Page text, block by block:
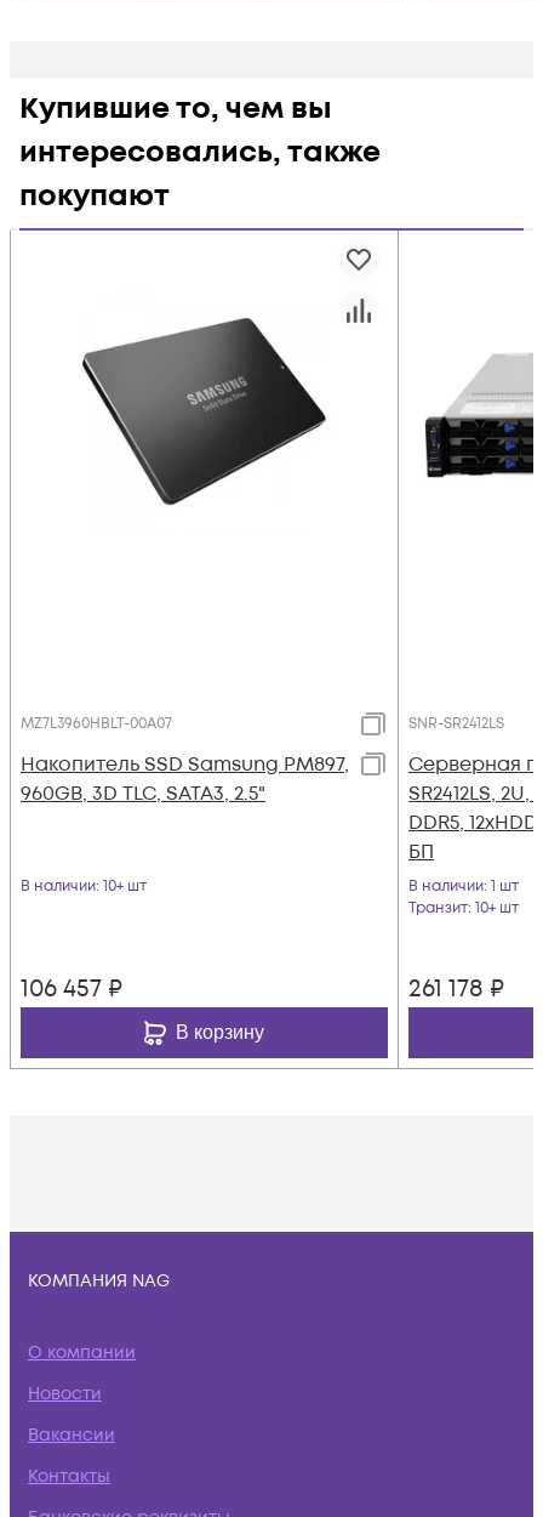
Купившие то, чем вы
интересовались, также
покупают
MZ7L3960HBLT-00A07
Накопитель SSD Samsung PM897,
960GB, 3D TLC, SATA3, 2.5"
В наличии: 10+ шт
106 457 ₽
В корзину
SNR-SR2412LS
Серверная
SR2412LS,
DDR5,
БП
В наличии: 1 шт
Транзит: 10+ шт
261 178 ₽
КОМПАНИЯ NAG
О компании
Новости
Вакансии
Контакты